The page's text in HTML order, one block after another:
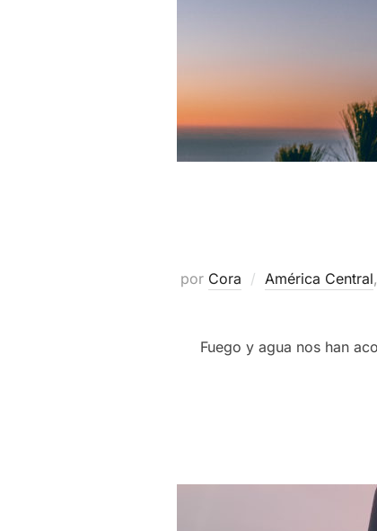
por Cora América Central,
Fuego y agua nos han